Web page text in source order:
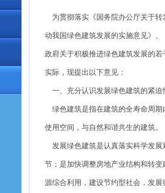
为贯彻落实《国务院办公厅关于转
动我国绿色建筑发展的实施意见》
政府关于积极推进绿色建筑发展的
实际，现提出以下意见：
一、充分认识发展绿色建筑的紧迫
绿色建筑是指在建筑的全寿命周期
使用空间，与自然和谐共生的建筑。
发展绿色建筑是认真落实科学发展
节；是加快调整房地产业结构和转
源综合利用，建设节约型社会，发